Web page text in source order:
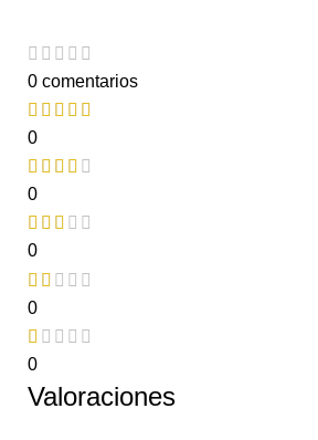
0 comentarios
0
0
0
0
0
Valoraciones